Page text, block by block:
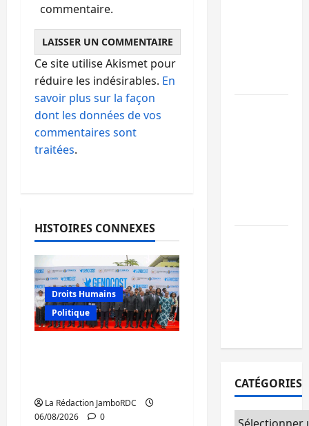
commentaire.
Ce site utilise Akismet pour
réduire les indésirables. En
savoir plus sur la façon
dont les données de vos
commentaires sont
traitées.
HISTOIRES CONNEXES
Droits Humains
Politique
La Rédaction JamboRDC
06/08/2026
0
CATÉGORIES
Catégories